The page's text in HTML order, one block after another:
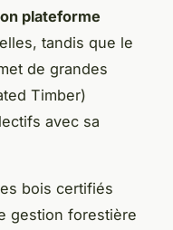
plateforme
tandis que le
de grandes
Timber)
avec sa
bois certifiés
gestion forestière